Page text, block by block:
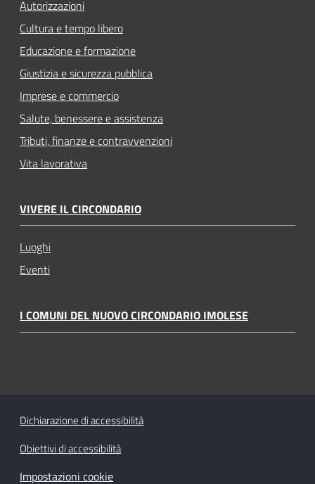
Autorizzazioni
Cultura e tempo libero
Educazione e formazione
Giustizia e sicurezza pubblica
Imprese e commercio
Salute, benessere e assistenza
Tributi, finanze e contravvenzioni
Vita lavorativa
VIVERE IL CIRCONDARIO
Luoghi
Eventi
I COMUNI DEL NUOVO CIRCONDARIO IMOLESE
Dichiarazione di accessibilità
Obiettivi di accessibilità
Impostazioni cookie